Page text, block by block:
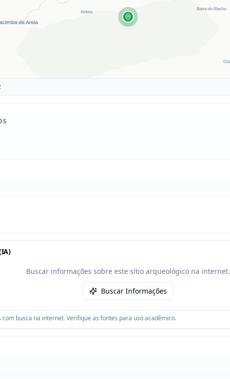
Buscar informações sobre este sítio arqueológico na internet.
Buscar Informações
busca na internet. Verifique as fontes para uso acadêmico.